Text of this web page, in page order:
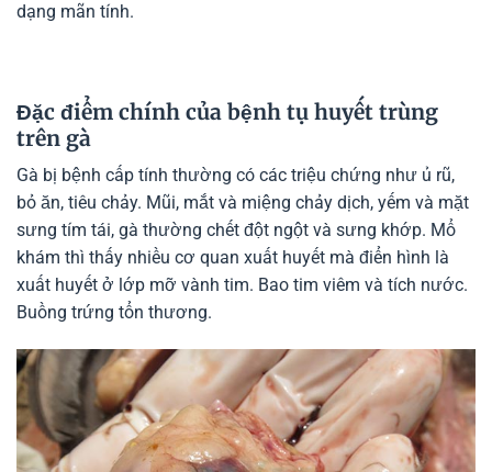
dạng mãn tính.
Đặc điểm chính của bệnh tụ huyết trùng
trên gà
Gà bị bệnh cấp tính thường có các triệu chứng như ủ rũ,
bỏ ăn, tiêu chảy. Mũi, mắt và miệng chảy dịch, yếm và mặt
sưng tím tái, gà thường chết đột ngột và sưng khớp. Mổ
khám thì thấy nhiều cơ quan xuất huyết mà điển hình là
xuất huyết ở lớp mỡ vành tim. Bao tim viêm và tích nước.
Buồng trứng tổn thương.